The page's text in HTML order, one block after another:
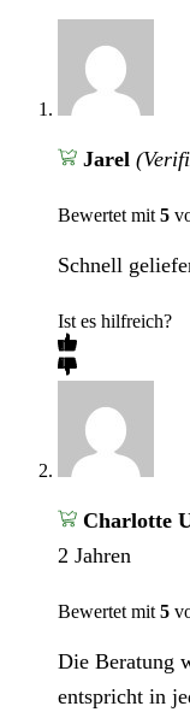
Jarel
Bewertet mit 5
Schnell
Ist es hilfreich?
Charlotte
2 Jahren
Bewertet mit 5
Die Beratung
entspricht in